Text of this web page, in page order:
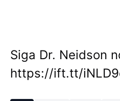
Siga Dr. Neidson
https://ift.tt/